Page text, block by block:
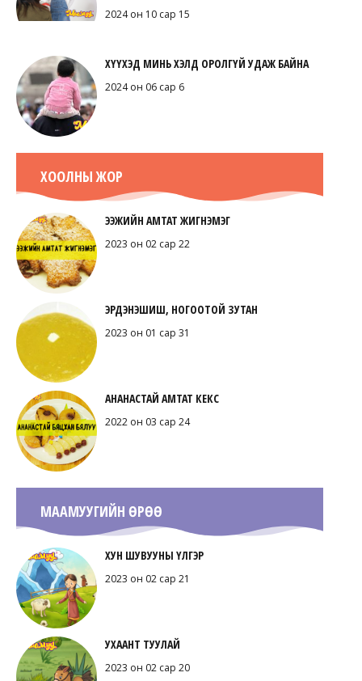
2024 он 10 сар 15
ХҮҮХЭД МИНЬ ХЭЛД ОРОЛГҮЙ УДАЖ БАЙНА
2024 он 06 сар 6
ХООЛНЫ ЖОР
ЭЭЖИЙН АМТАТ ЖИГНЭМЭГ
2023 он 02 сар 22
ЭРДЭНЭШИШ, НОГООТОЙ ЗУТАН
2023 он 01 сар 31
АНАНАСТАЙ АМТАТ КЕКС
2022 он 03 сар 24
МААМУУГИЙН ӨРӨӨ
ХУН ШУВУУНЫ ҮЛГЭР
2023 он 02 сар 21
УХААНТ ТУУЛАЙ
2023 он 02 сар 20